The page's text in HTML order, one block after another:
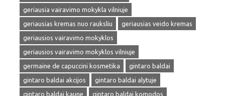
geriausia vairavimo mokykla vilniuje
geriausias kremas nuo rauksliu
geriausias veido kremas
geriausios vairavimo mokyklos
geriausios vairavimo mokyklos vilniuje
germaine de capuccini kosmetika
gintaro baldai
gintaro baldai akcijos
gintaro baldai alytuje
gintaro baldai kaune
gintaro baldai komodos